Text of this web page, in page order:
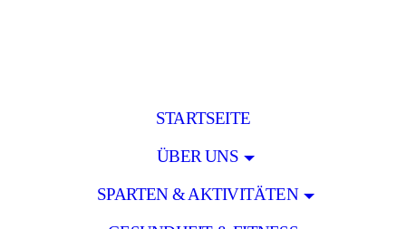
STARTSEITE
ÜBER UNS
SPARTEN & AKTIVITÄTEN